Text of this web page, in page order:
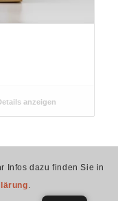
anzeigen
Infos dazu finden Sie in
.